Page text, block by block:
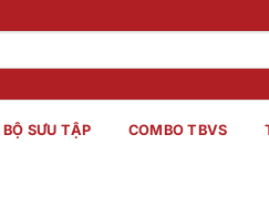
BỘ SƯU TẬP COMBO TBVS